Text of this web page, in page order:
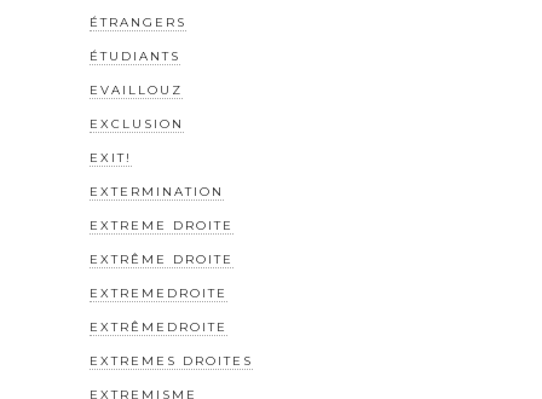
ÉTRANGERS
ÉTUDIANTS
EVAILLOUZ
EXCLUSION
EXIT!
EXTERMINATION
EXTREME DROITE
EXTRÊME DROITE
EXTREMEDROITE
EXTRÊMEDROITE
EXTREMES DROITES
EXTREMISME